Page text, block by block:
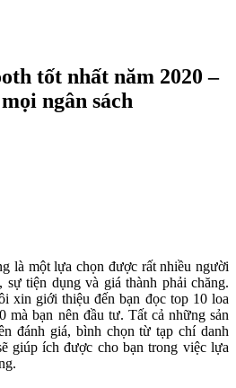
tốt nhất năm 2020 –
ngân sách
là một lựa chọn được rất nhiều người
tiện dụng và giá thành phải chăng.
xin giới thiệu đến bạn đọc top 10 loa
mà bạn nên đầu tư. Tất cả những sản
đánh giá, bình chọn từ tạp chí danh
giúp ích được cho bạn trong việc lựa